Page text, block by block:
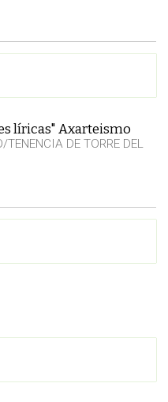
líricas" Axarteismo
DE TORRE DEL